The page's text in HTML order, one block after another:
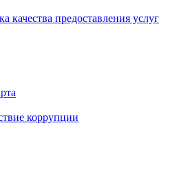
качества предоставления услуг
коррупции